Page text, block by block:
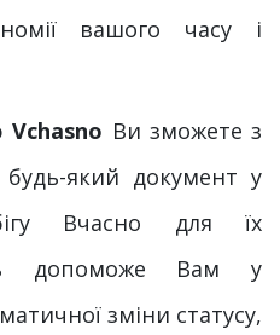
вашого часу і
Vchasno Ви зможете з
будь-який документ у
Вчасно для їх
допоможе Вам у
зміни статусу,